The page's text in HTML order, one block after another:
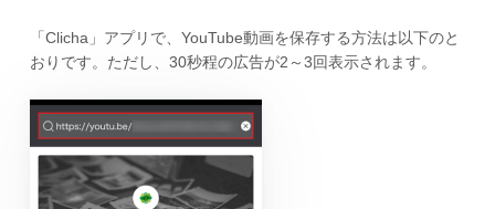
「Clicha」アプリで、YouTube動画を保存する方法は以下のと
おりです。ただし、30秒程の広告が2～3回表示されます。